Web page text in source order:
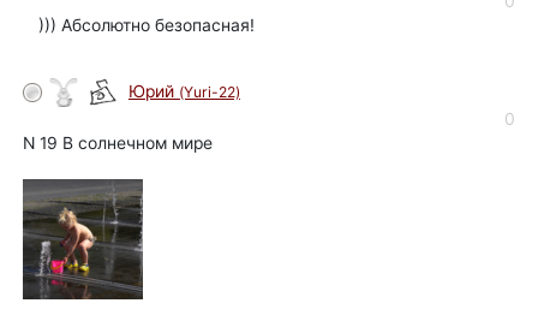
))) Абсолютно безопасная!
Юрий (Yuri-22)
0
N 19 В солнечном мире